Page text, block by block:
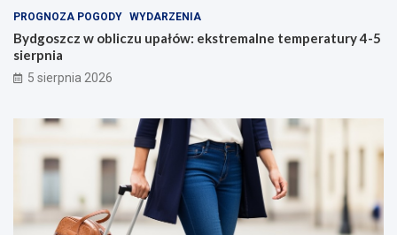
PROGNOZA POGODY WYDARZENIA
Bydgoszcz w obliczu upałów: ekstremalne temperatury 4-5
sierpnia
5 sierpnia 2026